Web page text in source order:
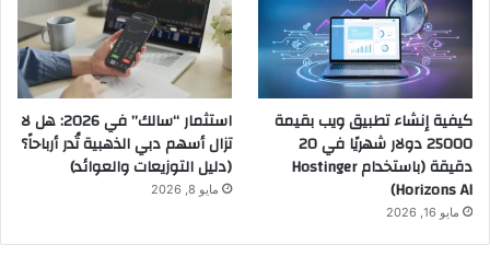
كيفية إنشاء تطبيق ويب بقيمة
25000 دولار شهريًا في 20
دقيقة (باستخدام Hostinger
Horizons AI)
مايو 16, 2026
استثمار “سالك” في 2026: هل لا
تزال أسهم دبي الذهبية تُدر أرباحاً؟
(دليل التوزيعات والعوائد)
مايو 8, 2026